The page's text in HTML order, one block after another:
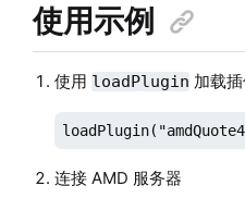
使用示例
使用 loadPlugin 加载
连接 AMD 服务器